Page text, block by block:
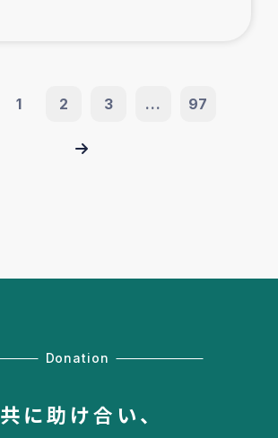
1 2 3 ... 97
Donation
共に助け合い、